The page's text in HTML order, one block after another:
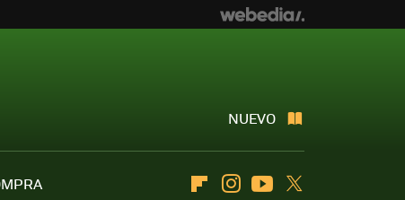
NUEVO
FlipboardInstagramYoutube